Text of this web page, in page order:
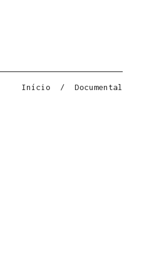
Início / Documental